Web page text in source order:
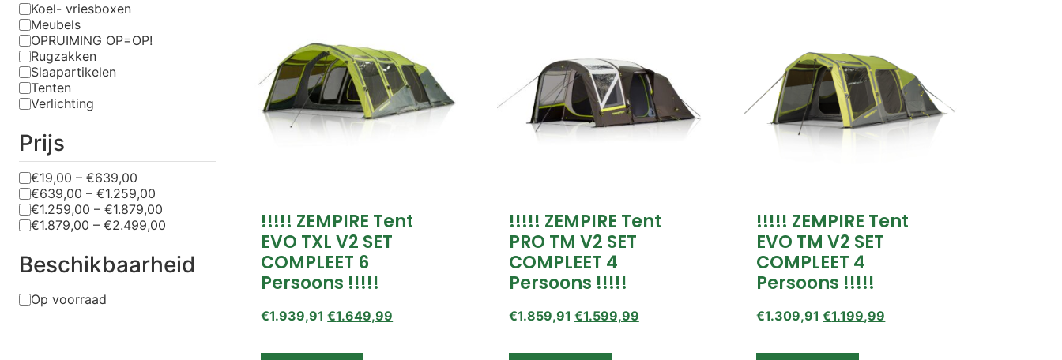
Koel- vriesboxen
Meubels
OPRUIMING OP=OP!
Rugzakken
Slaapartikelen
Tenten
Verlichting
Prijs
€19,00 – €639,00
€639,00 – €1.259,00
€1.259,00 – €1.879,00
€1.879,00 – €2.499,00
Beschikbaarheid
Op voorraad
!!!!! ZEMPIRE Tent
EVO TXL V2 SET
COMPLEET 6
Persoons !!!!!
€1.939,91 €1.649,99
!!!!! ZEMPIRE Tent
PRO TM V2 SET
COMPLEET 4
Persoons !!!!!
€1.859,91 €1.599,99
!!!!! ZEMPIRE Tent
EVO TM V2 SET
COMPLEET 4
Persoons !!!!!
€1.309,91 €1.199,99